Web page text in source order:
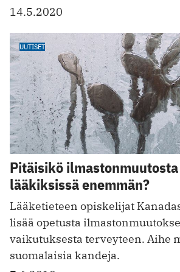
14.5.2020
UUTISET
Pitäisikö
lääkiksissä enemmän?
Lääketieteen opiskelijat
lisää opetusta
vaikutuksesta terveyteen. Aihe
suomalaisia kandeja.